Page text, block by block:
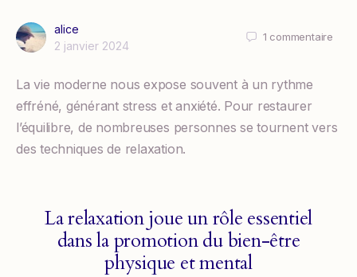
alice
2 janvier 2024
1 commentaire
La vie moderne nous expose souvent à un rythme
effréné, générant stress et anxiété. Pour restaurer
l’équilibre, de nombreuses personnes se tournent vers
des techniques de relaxation.
La relaxation joue un rôle essentiel
dans la promotion du bien-être
physique et mental